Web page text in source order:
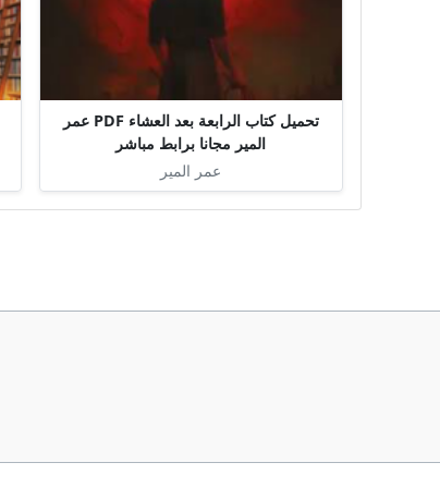
تحميل كتاب الرابعة بعد العشاء PDF عمر
المير مجانا برابط مباشر
عمر المير